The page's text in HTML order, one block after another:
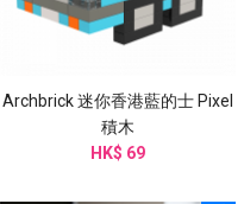
Archbrick 迷你香港藍的士 Pixel
積木
HK$ 69